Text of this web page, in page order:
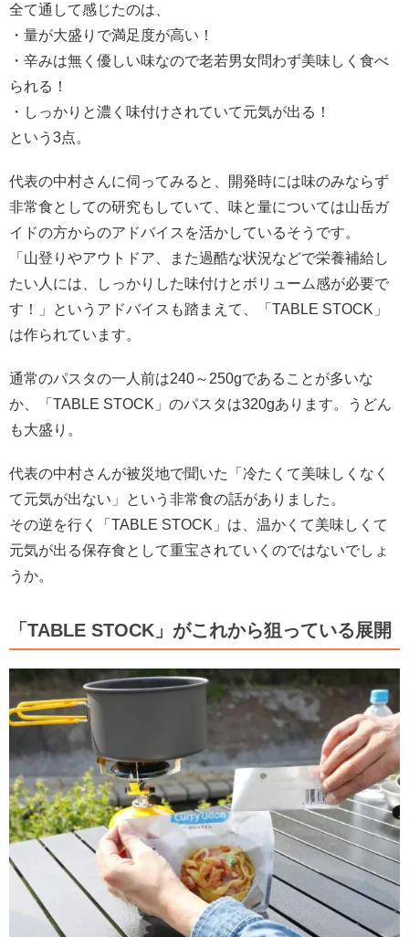
全て通して感じたのは、
・量が大盛りで満足度が高い！
・辛みは無く優しい味なので老若男女問わず美味しく食べ
られる！
・しっかりと濃く味付けされていて元気が出る！
という3点。
代表の中村さんに伺ってみると、開発時には味のみならず
非常食としての研究もしていて、味と量については山岳ガ
イドの方からのアドバイスを活かしているそうです。
「山登りやアウトドア、また過酷な状況などで栄養補給し
たい人には、しっかりした味付けとボリューム感が必要で
す！」というアドバイスも踏まえて、「TABLE STOCK」
は作られています。
通常のパスタの一人前は240～250gであることが多いな
か、「TABLE STOCK」のパスタは320gあります。うどん
も大盛り。
代表の中村さんが被災地で聞いた「冷たくて美味しくなく
て元気が出ない」という非常食の話がありました。
その逆を行く「TABLE STOCK」は、温かくて美味しくて
元気が出る保存食として重宝されていくのではないでしょ
うか。
「TABLE STOCK」がこれから狙っている展開